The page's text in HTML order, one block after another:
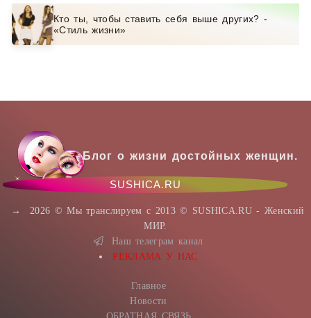
Кто ты, чтобы ставить себя выше других? -
«Стиль жизни»
Блог о жизни достойных женщин.
SUSHICA.RU
→ 2026 © Мы транслируем с 2013 © SUSHICA.RU - Женский
МИР.
Наш телеграм канал
РЕКЛАМА У НАС
Главное
Новости